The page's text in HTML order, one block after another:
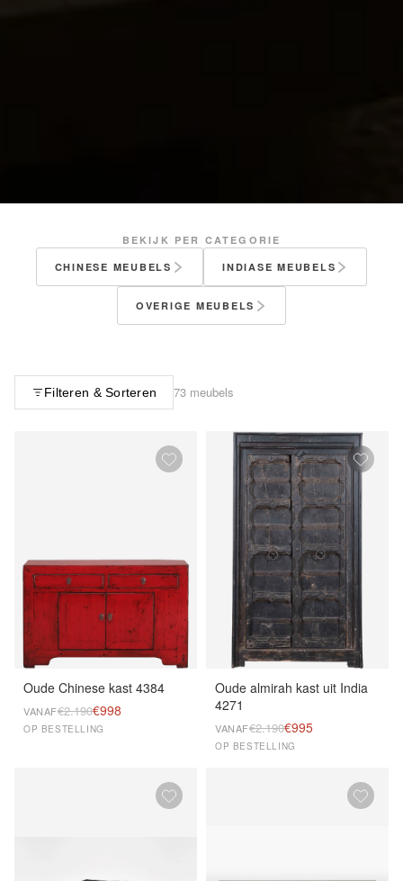
BEKIJK PER CATEGORIE
CHINESE MEUBELS
INDIASE MEUBELS
OVERIGE MEUBELS
Filteren & Sorteren 73 meubels
Oude Chinese kast 4384
VANAF€2.190€998
OP BESTELLING
Oude almirah kast uit India
4271
VANAF€2.190€995
OP BESTELLING